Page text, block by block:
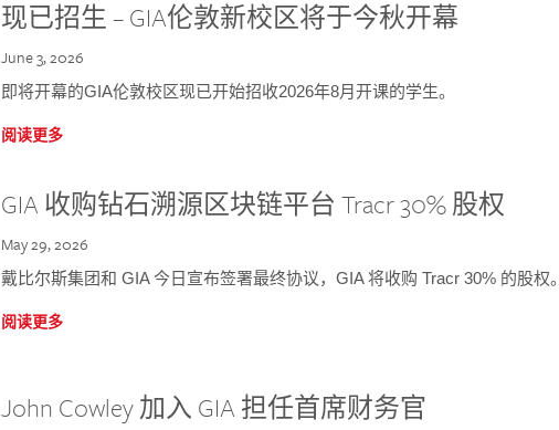
现已招生 – GIA伦敦新校区将于今秋开幕
June 3, 2026
即将开幕的GIA伦敦校区现已开始招收2026年8月开课的学生。
阅读更多
GIA 收购钻石溯源区块链平台 Tracr 30% 股权
May 29, 2026
戴比尔斯集团和 GIA 今日宣布签署最终协议，GIA 将收购 Tracr 30% 的股权。
阅读更多
John Cowley 加入 GIA 担任首席财务官